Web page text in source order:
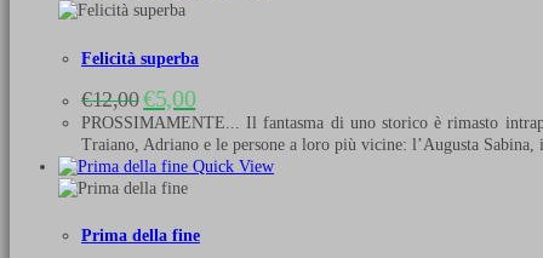
Felicità superba
€12,00Il
prezzo
originale
era:
€12,00.
€5,00Il
prezzo
attuale
è:
€5,00.
PROSSIMAMENTE... Il fantasma di uno storico è rimasto
Traiano, Adriano e le persone a loro più vicine: l’Augusta
Quick View
Prima della fine